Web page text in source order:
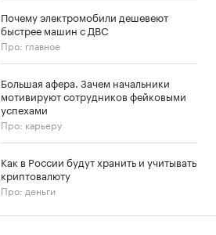
Почему электромобили дешевеют
быстрее машин с ДВС
Про: главное
Большая афера. Зачем начальники
мотивируют сотрудников фейковыми
успехами
Про: карьеру
Как в России будут хранить и учитывать
криптовалюту
Про: деньги